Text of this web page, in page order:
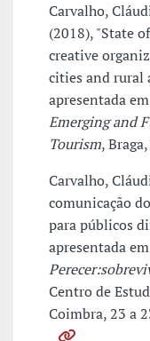
Carvalho,
(2018), "State
creative
cities and rural
apresentada em
Emerging and
Tourism,
Carvalho,
comunicação
para públicos
apresentada em
Centro de
Coimbra, 23 a